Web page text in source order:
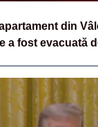
din
a fost evacuată